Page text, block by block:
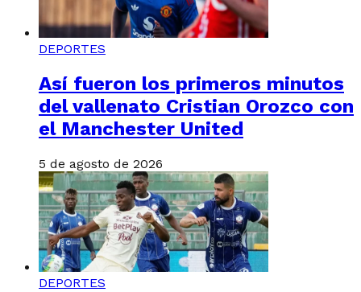
DEPORTES
Así fueron los primeros minutos
del vallenato Cristian Orozco con
el Manchester United
5 de agosto de 2026
DEPORTES